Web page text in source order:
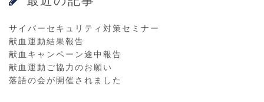
サイバーセキュリティ対策セミナー
献血運動結果報告
献血キャンペーン途中報告
献血運動ご協力のお願い
落語の会が開催されました